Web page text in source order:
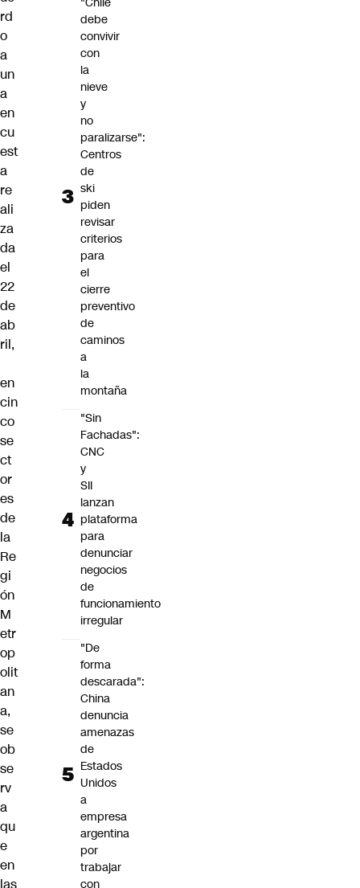
rd
o
a
un
a
en
cu
est
a
re
ali
za
da
el
22
de
ab
ril,
en
cin
co
se
ct
or
es
de
la
Re
gi
ón
M
etr
op
olit
an
a,
se
ob
se
rv
a
qu
e
en
las
debe
convivir
con
la
nieve
y
no
paralizarse":
Centros
de
ski
piden
revisar
criterios
para
el
cierre
preventivo
de
caminos
a
la
montaña
"Sin
Fachadas":
CNC
y
SII
lanzan
plataforma
para
denunciar
negocios
de
funcionamiento
irregular
"De
forma
descarada":
China
denuncia
amenazas
de
Estados
Unidos
a
empresa
argentina
por
trabajar
con